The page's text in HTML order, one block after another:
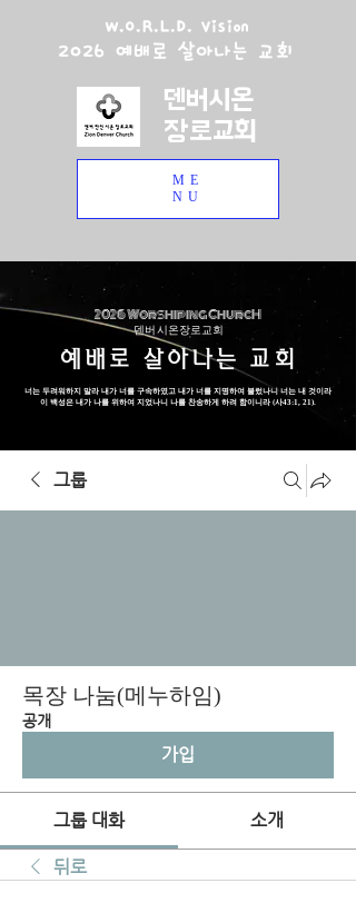
W.O.R.L.D. Vision
2026 예배로 살아나는 교회
덴버시온
장로교회
ME
NU
2026 Worshiping ChurcH
덴버 시온장로교회
예배로 살아나는 교회
너는 두려워하지 말라 내가 너를 구속하였고 내가 너를 지명하여 불렀나니 너는 내 것이라
이 백성은 내가 나를 위하여 지었나니 나를 찬송하게 하려 함이니라 (사43:1, 21).
그룹
목장 나눔(메누하임)
공개
가입
그룹 대화 소개
뒤로